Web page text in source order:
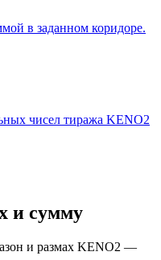
в заданном коридоре.
чисел тиража KENO2
и сумму
и размах KENO2 —